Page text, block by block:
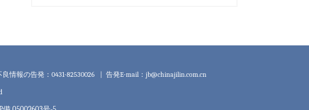
情報の告発：0431-82530026 | 告発E-mail：jb@chinajilin.com.cn